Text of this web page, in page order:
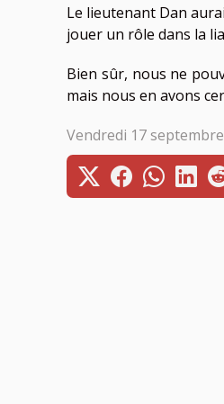
Le lieutenant Dan
jouer un rôle dans la
Bien sûr, nous ne
mais nous en avons
Vendredi 17